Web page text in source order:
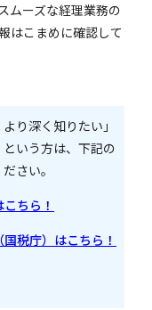
ムーズな経理業務の
はこまめに確認して
り深く知りたい」
という方は、下記の
さい。
ちら！
税庁）はこちら！